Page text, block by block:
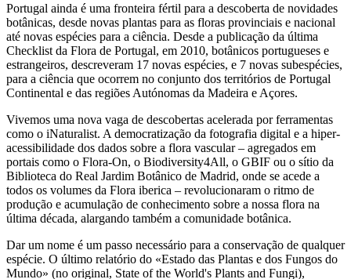
Portugal ainda é uma fronteira fértil para a descoberta de novidades
botânicas, desde novas plantas para as floras provinciais e nacional
até novas espécies para a ciência. Desde a publicação da última
Checklist da Flora de Portugal, em 2010, botânicos portugueses e
estrangeiros, descreveram 17 novas espécies, e 7 novas subespécies,
para a ciência que ocorrem no conjunto dos territórios de Portugal
Continental e das regiões Autónomas da Madeira e Açores.
Vivemos uma nova vaga de descobertas acelerada por ferramentas
como o iNaturalist. A democratização da fotografia digital e a hiper-
acessibilidade dos dados sobre a flora vascular – agregados em
portais como o Flora-On, o Biodiversity4All, o GBIF ou o sítio da
Biblioteca do Real Jardim Botânico de Madrid, onde se acede a
todos os volumes da Flora iberica – revolucionaram o ritmo de
produção e acumulação de conhecimento sobre a nossa flora na
última década, alargando também a comunidade botânica.
Dar um nome é um passo necessário para a conservação de qualquer
espécie. O último relatório do «Estado das Plantas e dos Fungos do
Mundo» (no original, State of the World's Plants and Fungi),